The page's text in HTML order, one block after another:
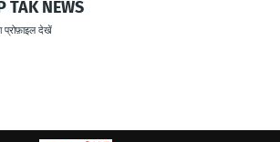
TAK NEWS
प्रोफ़ाइल देखें